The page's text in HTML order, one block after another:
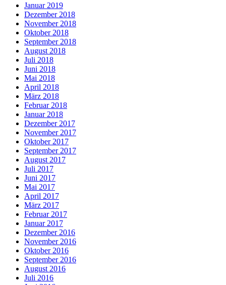
Januar 2019
Dezember 2018
November 2018
Oktober 2018
September 2018
August 2018
Juli 2018
Juni 2018
Mai 2018
April 2018
März 2018
Februar 2018
Januar 2018
Dezember 2017
November 2017
Oktober 2017
September 2017
August 2017
Juli 2017
Juni 2017
Mai 2017
April 2017
März 2017
Februar 2017
Januar 2017
Dezember 2016
November 2016
Oktober 2016
September 2016
August 2016
Juli 2016